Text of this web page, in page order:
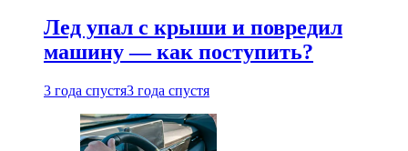
Лед упал с крыши и повредил
машину — как поступить?
3 года спустя3 года спустя